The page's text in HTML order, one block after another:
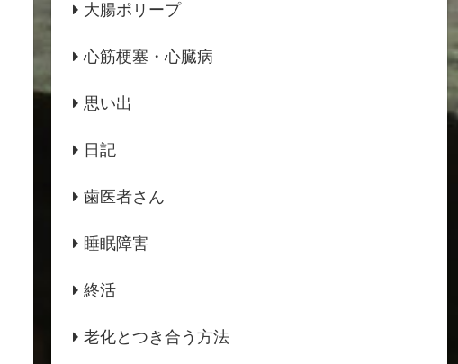
大腸ポリープ
心筋梗塞・心臓病
思い出
日記
歯医者さん
睡眠障害
終活
老化とつき合う方法